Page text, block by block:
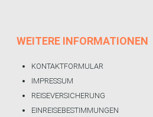
WEITERE INFORMATIONEN
KONTAKTFORMULAR
IMPRESSUM
REISEVERSICHERUNG
EINREISEBESTIMMUNGEN